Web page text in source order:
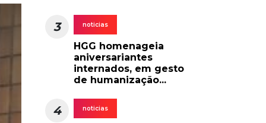
3 noticias
HGG homenageia
aniversariantes
internados, em gesto
de humanização...
4 noticias